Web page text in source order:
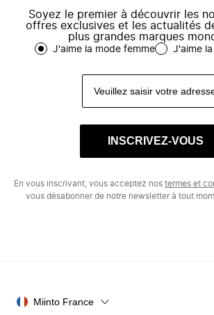
Soyez le premier à découvrir les
offres exclusives et les actualités
plus grandes marques
J'aime la mode femme J'aime
INSCRIVEZ-VOUS
En vous inscrivant, vous acceptez nos termes et
vous désabonner de notre newsletter à tout
Miinto France